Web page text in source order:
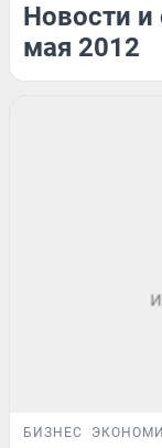
Новости и
мая 2012
БИЗНЕС